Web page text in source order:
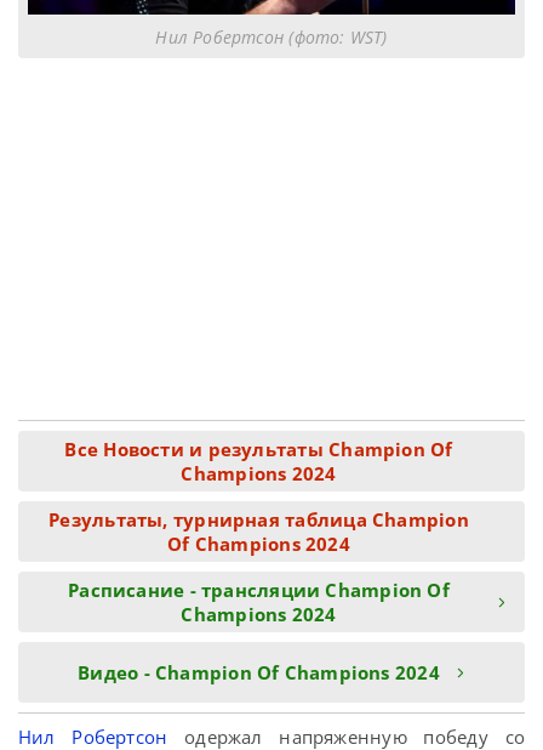
Нил Робертсон (фото: WST)
Все Новости и результаты Champion Of
Champions 2024
Результаты, турнирная таблица Champion
Of Champions 2024
Расписание - трансляции Champion Of
Champions 2024
Видео - Champion Of Champions 2024
Нил Робертсон одержал напряженную победу со